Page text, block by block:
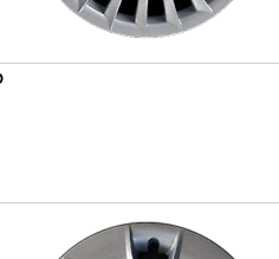
para o carrinho